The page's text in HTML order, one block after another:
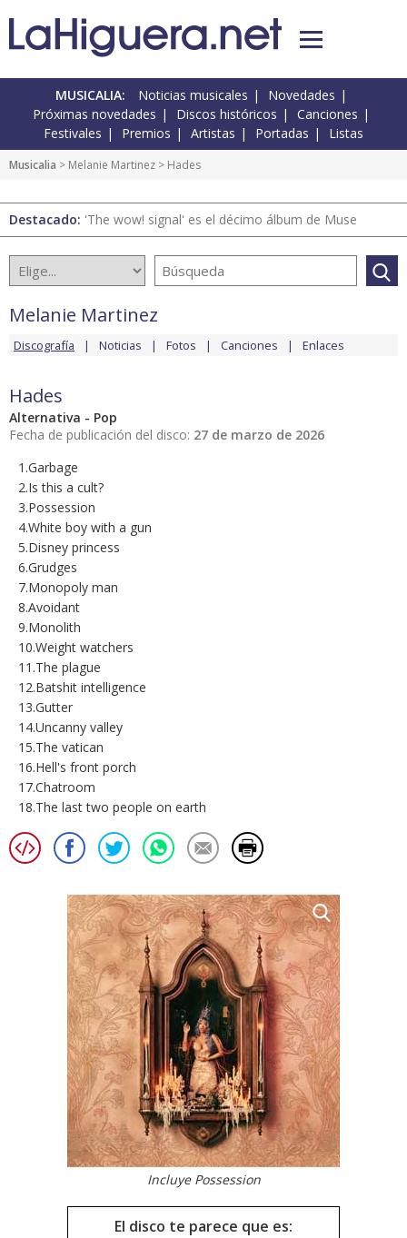
MUSICALIA: Noticias musicales
Novedades
Próximas novedades
Discos históricos
Canciones
Festivales
Premios Artistas Portadas Listas
Musicalia > Melanie Martinez > Hades
Destacado: 'The wow! signal' es el décimo álbum de Muse
Melanie Martinez
Discografía Noticias Fotos Canciones Enlaces
Hades
Alternativa - Pop
Fecha de publicación del disco: 27 de marzo de 2026
1.Garbage
2.Is this a cult?
3.Possession
4.White boy with a gun
5.Disney princess
6.Grudges
7.Monopoly man
8.Avoidant
9.Monolith
10.Weight watchers
11.The plague
12.Batshit intelligence
13.Gutter
14.Uncanny valley
15.The vatican
16.Hell's front porch
17.Chatroom
18.The last two people on earth
Incluye Possession
El disco te parece que es: